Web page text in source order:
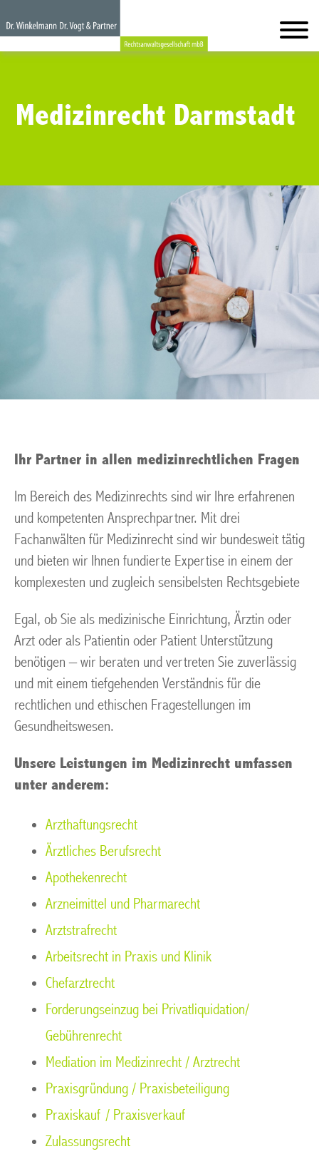
Medizinrecht Darmstadt
Ihr Partner in allen medizinrechtlichen Fragen
Im Bereich des Medizinrechts sind wir Ihre erfahrenen
und kompetenten Ansprechpartner. Mit drei
Fachanwälten für Medizinrecht sind wir bundesweit tätig
und bieten wir Ihnen fundierte Expertise in einem der
komplexesten und zugleich sensibelsten Rechtsgebiete
Egal, ob Sie als medizinische Einrichtung, Ärztin oder
Arzt oder als Patientin oder Patient Unterstützung
benötigen – wir beraten und vertreten Sie zuverlässig
und mit einem tiefgehenden Verständnis für die
rechtlichen und ethischen Fragestellungen im
Gesundheitswesen.
Unsere Leistungen im Medizinrecht umfassen
unter anderem:
Arzthaftungsrecht
Ärztliches Berufsrecht
Apothekenrecht
Arzneimittel und Pharmarecht
Arztstrafrecht
Arbeitsrecht in Praxis und Klinik
Chefarztrecht
Forderungseinzug bei Privatliquidation/
Gebührenrecht
Mediation im Medizinrecht / Arztrecht
Praxisgründung / Praxisbeteiligung
Praxiskauf / Praxisverkauf
Zulassungsrecht